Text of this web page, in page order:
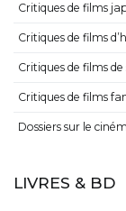
Critiques de films
Critiques de films
Critiques de films
Critiques de films
Dossiers sur le
LIVRES & BD